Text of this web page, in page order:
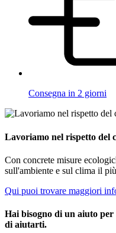
Consegna in 2 giorni
Lavoriamo nel rispetto del
Con concrete misure
sull'ambiente e sul clima il
Qui puoi trovare maggiori
Hai bisogno di un aiuto
di aiutarti.